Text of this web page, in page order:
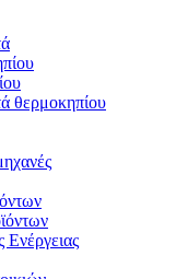
θερμοκηπίου